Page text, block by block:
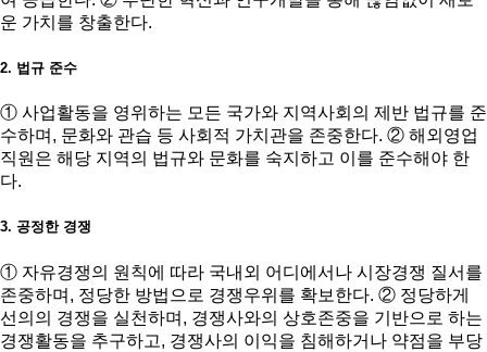
운 가치를 창출한다.
2. 법규 준수
① 사업활동을 영위하는 모든 국가와 지역사회의 제반 법규를 준
수하며, 문화와 관습 등 사회적 가치관을 존중한다. ② 해외영업
직원은 해당 지역의 법규와 문화를 숙지하고 이를 준수해야 한
다.
3. 공정한 경쟁
① 자유경쟁의 원칙에 따라 국내외 어디에서나 시장경쟁 질서를
존중하며, 정당한 방법으로 경쟁우위를 확보한다. ② 정당하게
선의의 경쟁을 실천하며, 경쟁사와의 상호존중을 기반으로 하는
경쟁활동을 추구하고, 경쟁사의 이익을 침해하거나 약점을 부당